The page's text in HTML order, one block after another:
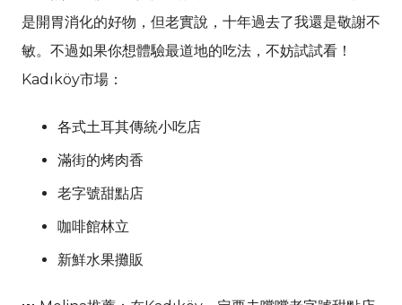
是開胃消化的好物，但老實說，十年過去了我還是敬謝不
敏。不過如果你想體驗最道地的吃法，不妨試試看！
Kadıköy市場：
各式土耳其傳統小吃店
滿街的烤肉香
老字號甜點店
咖啡館林立
新鮮水果攤販